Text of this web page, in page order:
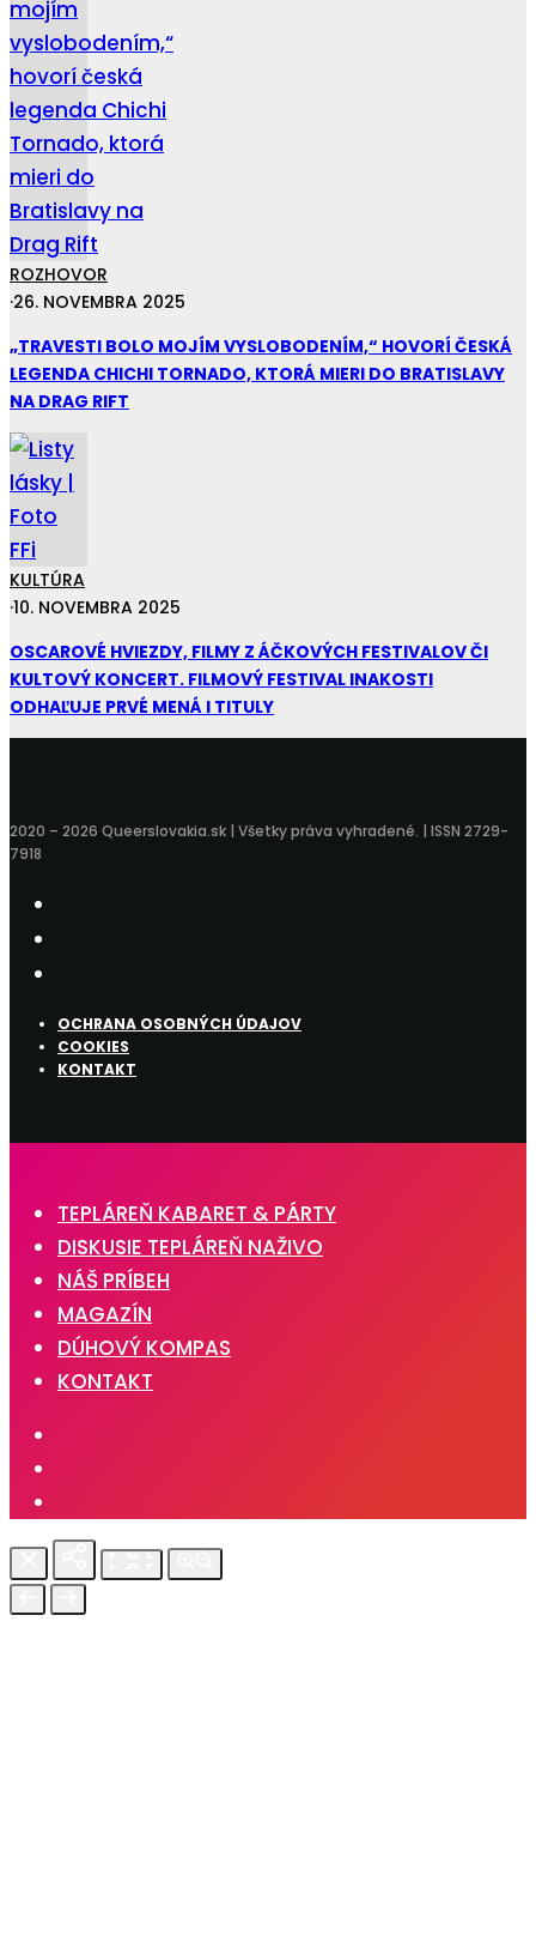
ROZHOVOR
·26. NOVEMBRA 2025
„TRAVESTI BOLO MOJÍM VYSLOBODENÍM,“ HOVORÍ ČESKÁ
LEGENDA CHICHI TORNADO, KTORÁ MIERI DO BRATISLAVY
NA DRAG RIFT
KULTÚRA
·10. NOVEMBRA 2025
OSCAROVÉ HVIEZDY, FILMY Z ÁČKOVÝCH FESTIVALOV ČI
KULTOVÝ KONCERT. FILMOVÝ FESTIVAL INAKOSTI
ODHAĽUJE PRVÉ MENÁ I TITULY
2020 – 2026 Queerslovakia.sk | Všetky práva vyhradené. | ISSN 2729-
7918
OCHRANA OSOBNÝCH ÚDAJOV
COOKIES
KONTAKT
TEPLÁREŇ KABARET & PÁRTY
DISKUSIE TEPLÁREŇ NAŽIVO
NÁŠ PRÍBEH
MAGAZÍN
DÚHOVÝ KOMPAS
KONTAKT